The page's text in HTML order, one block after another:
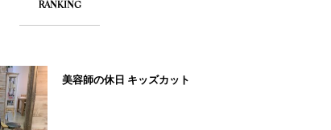
RANKING
美容師の休日 キッズカット